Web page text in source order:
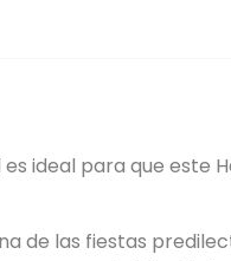
ideal para que
de las fiestas